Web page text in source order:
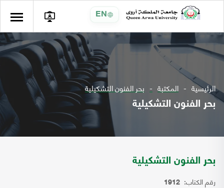
EN
الرئيسية المكتبة بحر الفنون التشكيلية
بحر الفنون التشكيلية
بحر الفنون التشكيلية
رقم الكتاب: 1912